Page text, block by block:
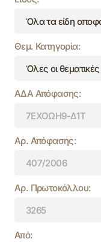
Θεμ. Κατηγορία:
ΑΔΑ Απόφασης:
Αρ. Απόφασης:
Αρ. Πρωτοκόλλου:
Από: